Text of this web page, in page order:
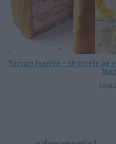
Torturi festive – 10 rețete pe